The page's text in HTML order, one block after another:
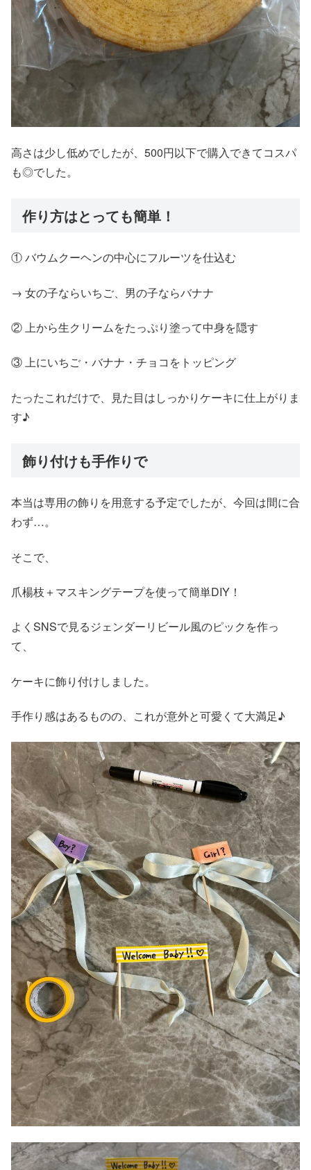
高さは少し低めでしたが、500円以下で購入できてコスパ
も◎でした。
作り方はとっても簡単！
① バウムクーヘンの中心にフルーツを仕込む
→ 女の子ならいちご、男の子ならバナナ
② 上から生クリームをたっぷり塗って中身を隠す
③ 上にいちご・バナナ・チョコをトッピング
たったこれだけで、見た目はしっかりケーキに仕上がりま
す♪
飾り付けも手作りで
本当は専用の飾りを用意する予定でしたが、今回は間に合
わず…。
そこで、
爪楊枝＋マスキングテープを使って簡単DIY！
よくSNSで見るジェンダーリビール風のピックを作っ
て、
ケーキに飾り付けしました。
手作り感はあるものの、これが意外と可愛くて大満足♪